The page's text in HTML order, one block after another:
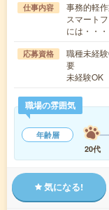
仕事内容
事務的軽
スマート
には・・
応募資格
職種未経
要
未経験OK
職場の雰囲気
年齢層
20代
気になる!